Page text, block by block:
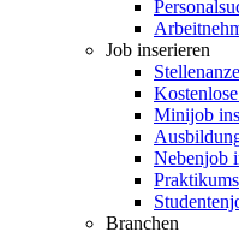
Job inserieren
Minijob
Nebenjob
Branchen